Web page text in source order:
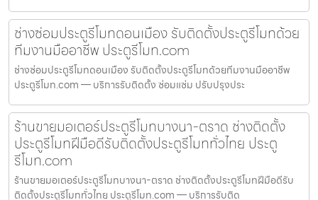
ช่างซ่อมประตูรีโมทดอนเมือง รับติดตั้งประตูรีโมทด้วย
ทีมงานมืออาชีพ ประตูรีโมท.com
ช่างซ่อมประตูรีโมทดอนเมือง รับติดตั้งประตูรีโมทด้วยทีมงานมืออาชีพ
ประตูรีโมท.com — บริการรับติดตั้ง ซ่อมแซ่ม ปรับปรุงประ
ร้านขายมอเตอร์ประตูรีโมทบางนา-ตราด ช่างติดตั้ง
ประตูรีโมทฝีมือดีรับติดตั้งประตูรีโมททั่วไทย ประตู
รีโมท.com
ร้านขายมอเตอร์ประตูรีโมทบางนา-ตราด ช่างติดตั้งประตูรีโมทฝีมือดีรับ
ติดตั้งประตูรีโมททั่วไทย ประตูรีโมท.com — บริการรับติด